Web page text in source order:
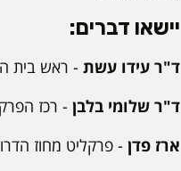
יישאו דברים:
ד"ר עידו עשת - ראש בית
ד"ר שלומי בלבן - רכז
ארז פדן - פרקליט מחוז